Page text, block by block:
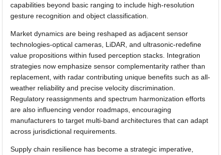
capabilities beyond basic ranging to include high-resolution
gesture recognition and object classification.
Market dynamics are being reshaped as adjacent sensor
technologies-optical cameras, LiDAR, and ultrasonic-redefine
value propositions within fused perception stacks. Integration
strategies now emphasize sensor complementarity rather than
replacement, with radar contributing unique benefits such as all-
weather reliability and precise velocity discrimination.
Regulatory reassignments and spectrum harmonization efforts
are also influencing vendor roadmaps, encouraging
manufacturers to target multi-band architectures that can adapt
across jurisdictional requirements.
Supply chain resilience has become a strategic imperative,